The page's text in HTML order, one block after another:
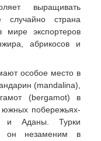
выращивать
случайно страна
экспортеров
абрикосов и
особое место в
(mandalina),
(bergamot) в
побережьях-
и Аданы. Турки
он незаменим в